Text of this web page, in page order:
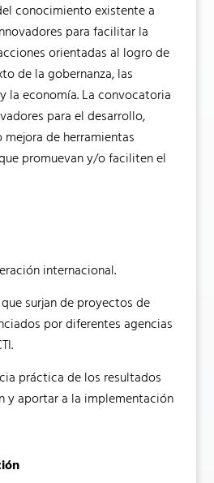
conocimiento existente a
para facilitar la
orientadas al logro de
de la gobernanza, las
la economía. La convocatoria
para el desarrollo,
de herramientas
promuevan y/o faciliten el
internacional.
surjan de proyectos de
por diferentes agencias
práctica de los resultados
y aportar a la implementación